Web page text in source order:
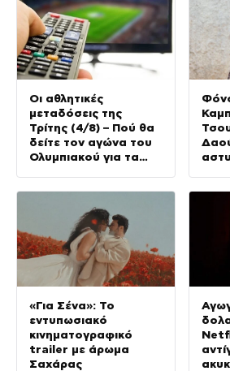
Οι αθλητικές
μεταδόσεις της
Τρίτης (4/8) – Πού θα
δείτε τον αγώνα του
Ολυμπιακού για τα
«Για Σένα»: Το
εντυπωσιακό
κινηματογραφικό
trailer με άρωμα
Σαχάρας